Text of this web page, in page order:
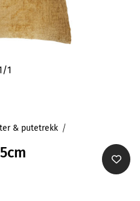
/1
& putetrekk